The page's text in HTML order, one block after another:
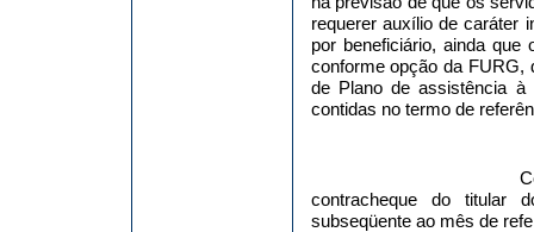
requerer auxílio de caráter
por beneficiário, ainda que
conforme opção da FURG,
de Plano de assistência à
contidas no termo de
contracheque do titular
subseqüente ao mês de